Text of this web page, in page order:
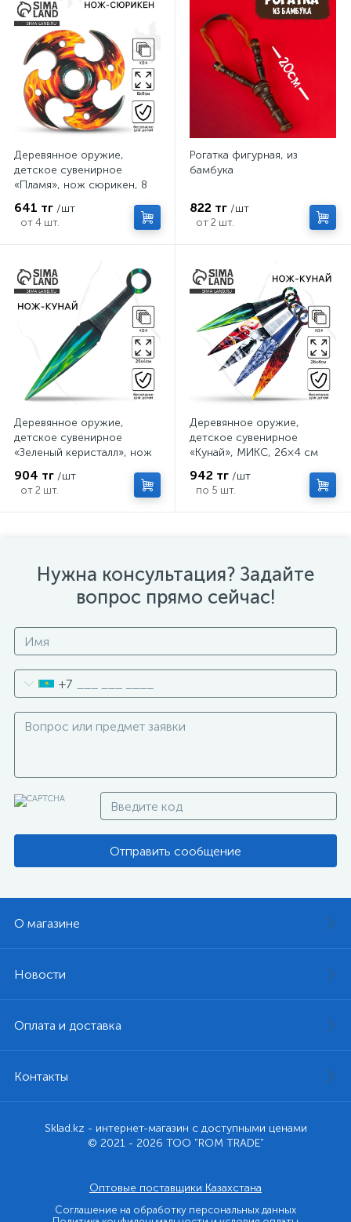
Деревянное оружие,
детское сувенирное
«Пламя», нож сюрикен, 8
641 тг /шт
от 4 шт.
Рогатка фигурная, из
бамбука
822 тг /шт
от 2 шт.
Деревянное оружие,
детское сувенирное
«Зеленый керисталл», нож
904 тг /шт
от 2 шт.
Деревянное оружие,
детское сувенирное
«Кунай», МИКС, 26×4 см
942 тг /шт
по 5 шт.
Нужна консультация? Задайте
вопрос прямо сейчас!
+7
Отправить сообщение
О магазине
Новости
Оплата и доставка
Контакты
Sklad.kz - интернет-магазин с доступными ценами
© 2021 - 2026 ТОО "ROM TRADE"
Оптовые поставщики Казахстана
Соглашение на обработку персональных данных